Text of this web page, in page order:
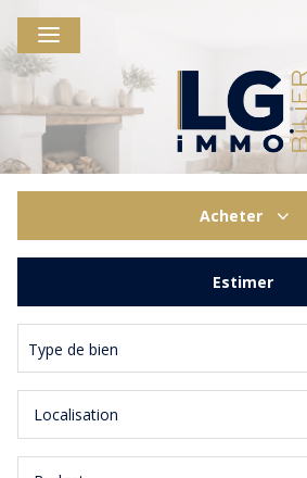
Acheter
Estimer
Type de bien